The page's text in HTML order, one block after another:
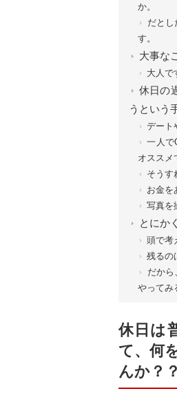
か。
だと
す。
大事な
大人で
休日の
うという
デート
一人で
オススメ
そうす
お金を
写真を
とにか
頭で考
残るの
だか
やってみ
休日は
て、何
んか？？